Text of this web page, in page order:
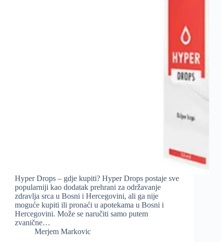
Hyper Drops – gdje kupiti? Hyper Drops postaje sve
popularniji kao dodatak prehrani za održavanje
zdravlja srca u Bosni i Hercegovini, ali ga nije
moguće kupiti ili pronaći u apotekama u Bosni i
Hercegovini. Može se naručiti samo putem
zvanične…
Merjem Markovic